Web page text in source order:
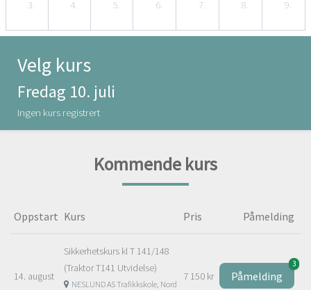
3. 4. 5. 6. 7. 8. 9.
Velg kurs
Fredag 10. juli
Ingen kurs registrert
Kommende kurs
Oppstart Kurs Pris Påmelding
14. august
Sikkerhetskurs kl T 141/148
(Traktor T141 Utvidelse)
NESLUND AS Trafikkskole, Nord
7 150 kr Påmelding
3